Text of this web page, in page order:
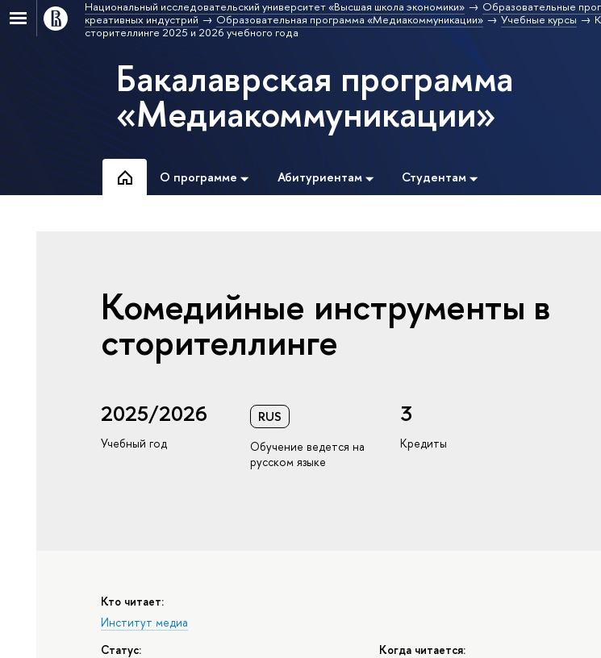
Национальный исследовательский университет «Высшая школа экономики» Образовательные
креативных индустрий
Образовательная программа «Медиакоммуникации» Учебные курсы
сторителлинге 2025 и 2026 учебного года
Бакалаврская программа
«Медиакоммуникации»
О программе Абитуриентам Студентам
Комедийные инструменты в
сторителлинге
2025/2026
Учебный год
RUS
Обучение ведется на
русском языке
3
Кредиты
Кто читает:
Институт медиа
Статус:
Когда читается: